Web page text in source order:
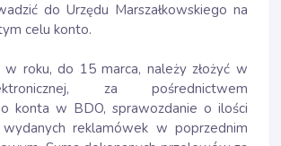
do Urzędu Marszałkowskiego na
celu konto.
w roku, do 15 marca, należy złożyć w
za pośrednictwem
konta w BDO, sprawozdanie o ilości
reklamówek w poprzednim